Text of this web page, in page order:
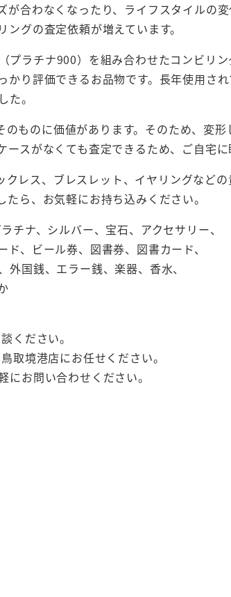
合わなくなったり、ライフスタイルの
グの査定依頼が増えています。
ラチナ900）を組み合わせたコンビリ
り評価できるお品物です。長年使用さ
。
ものに価値があります。そのため、変形
スがなくても査定できるため、ご自宅
レス、ブレスレット、イヤリングなど
ら、お気軽にお持ち込みください。
チナ、シルバー、宝石、アクセサリー、
、ビール券、図書券、図書カード、
国銭、エラー銭、楽器、香水、
ください。
取境港店にお任せください。
お問い合わせください。